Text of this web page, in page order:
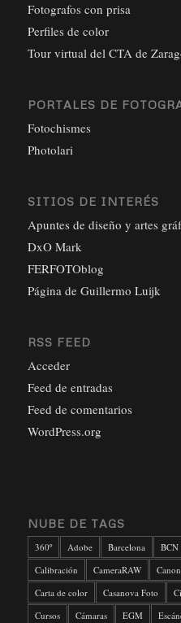
Fotografos con prisa
Perfiles de color
Tour virtual del CTA de
PORTALES DE
Fotochismes
Photolari
SITIOS DE INTERÉS
Apuntes de diseño y artes
DxO Mark
FERFOTOblog
Página de Guillermo Luijk
RSS FEED
Acceder
Feed de entradas
Feed de comentarios
WordPress.org
NUBE DE TAGS
360º Adobe Barcelona BCN
Calibración
CameraRAW Canon
Carta de color
Casanova Foto
Cursos
Cámaras EGM